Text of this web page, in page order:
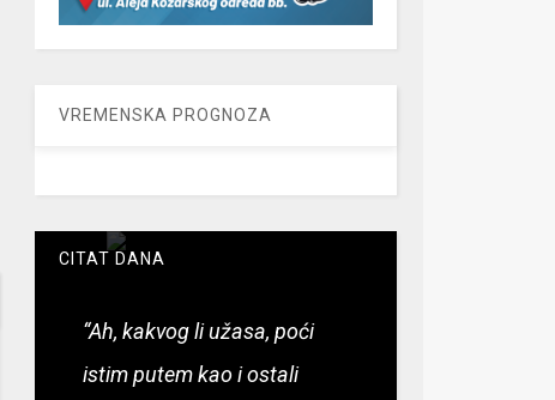
VREMENSKA PROGNOZA
CITAT DANA
“Ah, kakvog li užasa, poći
istim putem kao i ostali